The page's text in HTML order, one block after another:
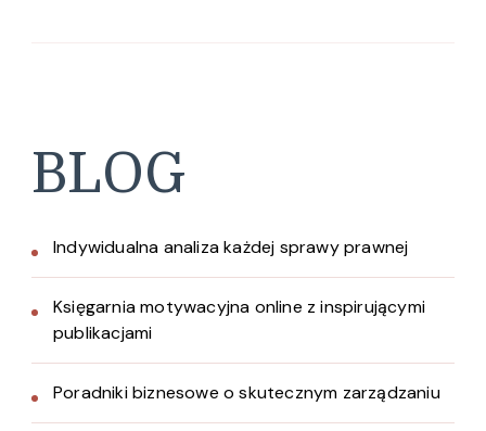
BLOG
Indywidualna analiza każdej sprawy prawnej
Księgarnia motywacyjna online z inspirującymi
publikacjami
Poradniki biznesowe o skutecznym zarządzaniu